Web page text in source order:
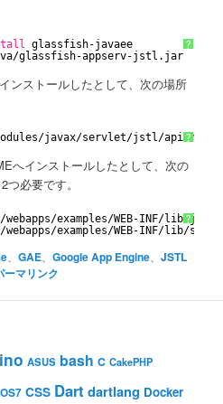
?
glassfish-javaee
glassfish-appserv-jstl .jar
ンストールしたとして、次の場所
?
javax/servlet/jstl/api/
へインストールしたとして、次の
必要です。
?
webapps/examples/WEB-INF/lib/jstl
examples/WEB-INF/lib/
、GAE 、Google App Engine 、JSTL
ーマリンク
ASUS bash C CakePHP
CSS Dart dartlang Docker